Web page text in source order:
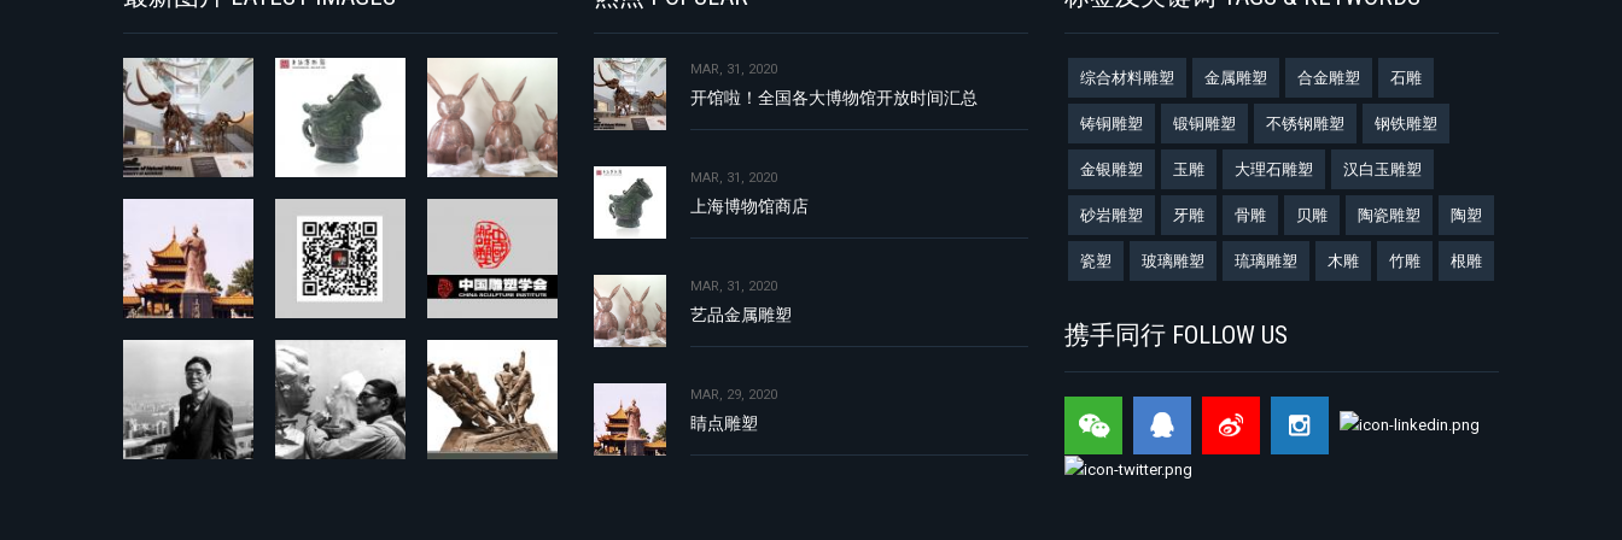
MAR, 31, 2020
开馆啦！全国各大博物馆开放时间汇总
MAR, 31, 2020
上海博物馆商店
MAR, 31, 2020
艺品金属雕塑
MAR, 29, 2020
睛点雕塑
综合材料雕塑 金属雕塑 合金雕塑 石雕
铸铜雕塑 锻铜雕塑 不锈钢雕塑 钢铁雕塑
金银雕塑 玉雕 大理石雕塑 汉白玉雕塑
砂岩雕塑 牙雕 骨雕 贝雕 陶瓷雕塑 陶塑
瓷塑 玻璃雕塑 琉璃雕塑 木雕 竹雕 根雕
携手同行 FOLLOW US